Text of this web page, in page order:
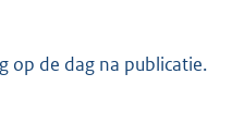
op de dag na publicatie.